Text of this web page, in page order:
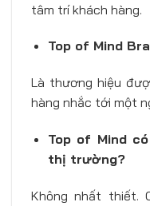
tâm trí khách hàng.
Top of Mind
Là thương hiệu
hàng nhắc tới một
Top of Mind
thị trường?
Không nhất thiết.